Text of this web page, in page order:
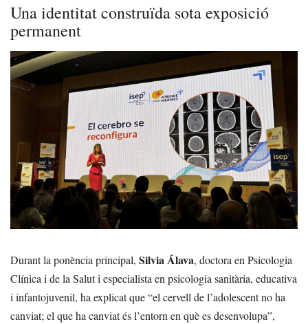
Una identitat construïda sota exposició
permanent
Durant la ponència principal, Silvia Álava, doctora en Psicologia
Clínica i de la Salut i especialista en psicologia sanitària, educativa
i infantojuvenil, ha explicat que “el cervell de l’adolescent no ha
canviat; el que ha canviat és l’entorn en què es desenvolupa”,